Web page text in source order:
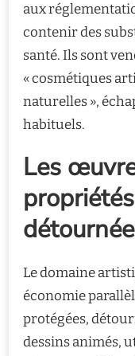
aux
contenir des
santé. Ils sont
« cosmétiques
naturelles »,
habituels.
Les
Le domaine
économie
protégées,
dessins animés,